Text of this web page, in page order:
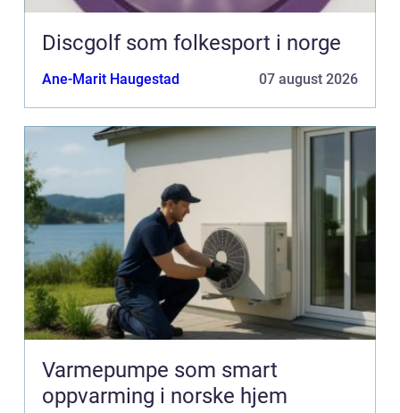
Discgolf som folkesport i norge
Ane-Marit Haugestad 07 august 2026
Varmepumpe som smart
oppvarming i norske hjem